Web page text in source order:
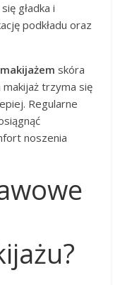
gładka i
podkładu oraz
skóra
trzyma się
Regularne
noszenia